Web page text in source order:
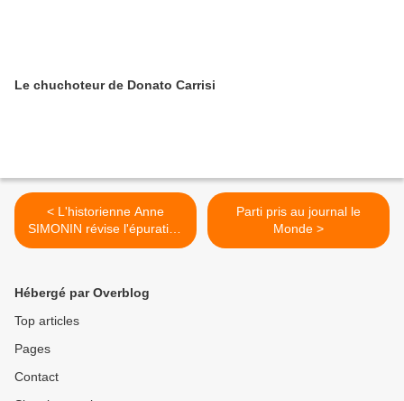
Le chuchoteur de Donato Carrisi
< L'historienne Anne
SIMONIN révise l'épuration
de 1945
Parti pris au journal le
Monde >
Hébergé par Overblog
Top articles
Pages
Contact